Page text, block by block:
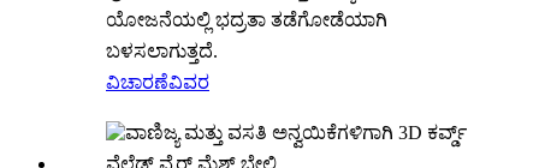
ಯೋಜನೆಯಲ್ಲಿ ಭದ್ರತಾ ತಡೆಗೋಡೆಯಾಗಿ
ಬಳಸಲಾಗುತ್ತದೆ.
ವಿಚಾರಣೆವಿವರ